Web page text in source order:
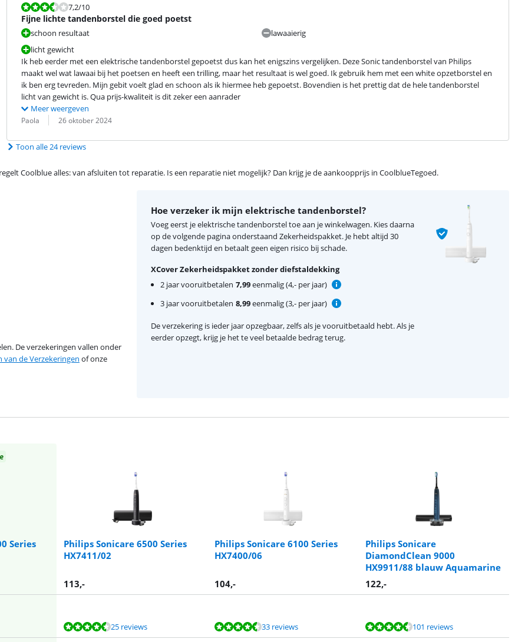
Beoordeling is 7,2 van de 10.
7,2/10
Fijne lichte tandenborstel die goed poetst
schoon resultaat
licht gewicht
lawaaierig
Ik heb eerder met een elektrische tandenborstel gepoetst dus kan het enigszins vergelijken. Deze Sonic tandenborstel van Philips
maakt wel wat lawaai bij het poetsen en heeft een trilling, maar het resultaat is wel goed. Ik gebruik hem met een white opzetborstel en
ik ben erg tevreden. Mijn gebit voelt glad en schoon als ik hiermee heb gepoetst. Bovendien is het prettig dat de hele tandenborstel
licht van gewicht is. Qua prijs-kwaliteit is dit zeker een aanrader
Meer weergeven
Beoordeling door:
Paola
Datum: 26 oktober 2024
Toon alle 24 reviews
Coolblue alles: van afsluiten tot reparatie. Is een reparatie niet mogelijk? Dan krijg je de aankoopprijs in CoolblueTegoed.
De verzekeringen vallen onder
van de Verzekeringen of onze
Hoe verzeker ik mijn elektrische tandenborstel?
Voeg eerst je elektrische tandenborstel toe aan je winkelwagen. Kies daarna
op de volgende pagina onderstaand Zekerheidspakket. Je hebt altijd 30
dagen bedenktijd en betaalt geen eigen risico bij schade.
XCover Zekerheidspakket zonder diefstaldekking
2 jaar vooruitbetalen 7,99eenmalig (4,- per jaar)
3 jaar vooruitbetalen 8,99eenmalig (3,- per jaar)
De verzekering is ieder jaar opzegbaar, zelfs als je vooruitbetaald hebt. Als je
eerder opzegt, krijg je het te veel betaalde bedrag terug.
Series
Philips Sonicare 6500 Series
HX7411/02
Philips Sonicare 6100 Series
HX7400/06
Philips Sonicare
DiamondClean 9000
HX9911/88 blauw Aquamarine
113,- 104,- 122,-
25 reviews 33 reviews 101 reviews